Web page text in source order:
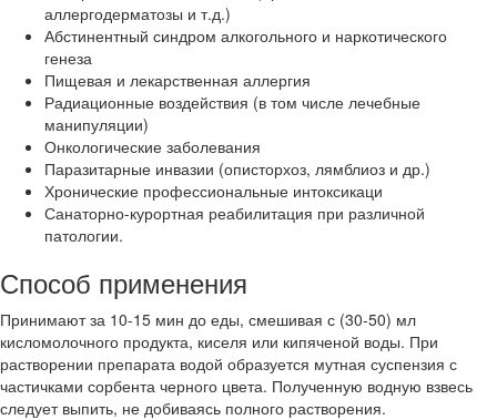
аллергодерматозы и т.д.)
Абстинентный синдром алкогольного и наркотического
генеза
Пищевая и лекарственная аллергия
Радиационные воздействия (в том числе лечебные
манипуляции)
Онкологические заболевания
Паразитарные инвазии (описторхоз, лямблиоз и др.)
Хронические профессиональные интоксикаци
Санаторно-курортная реабилитация при различной
патологии.
Способ применения
Принимают за 10-15 мин до еды, смешивая с (30-50) мл
кисломолочного продукта, киселя или кипяченой воды. При
растворении препарата водой образуется мутная суспензия с
частичками сорбента черного цвета. Полученную водную взвесь
следует выпить, не добиваясь полного растворения.